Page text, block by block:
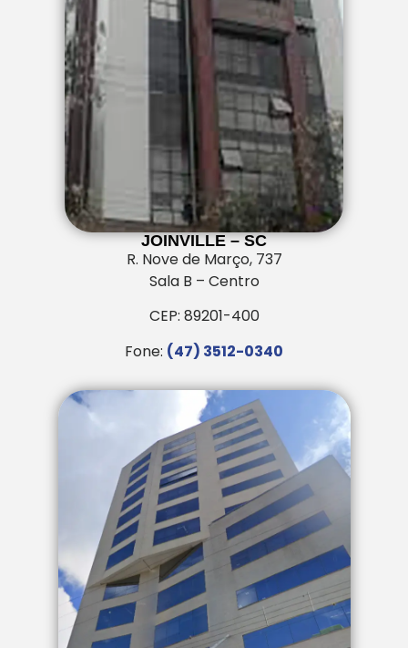
JOINVILLE – SC
R. Nove de Março, 737
Sala B – Centro
CEP: 89201-400
Fone: (47) 3512-0340